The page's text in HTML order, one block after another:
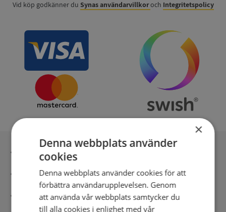
Vid köp godkänner du Synas användarvillkoroch Integritetspolicy
Inga kopior till omfrågad
Säker betalning med stripe
Direkt digital leverans
×
Denna webbplats använder
cookies
Denna webbplats använder cookies för att
förbättra användarupplevelsen. Genom
att använda vår webbplats samtycker du
till alla cookies i enlighet med vår